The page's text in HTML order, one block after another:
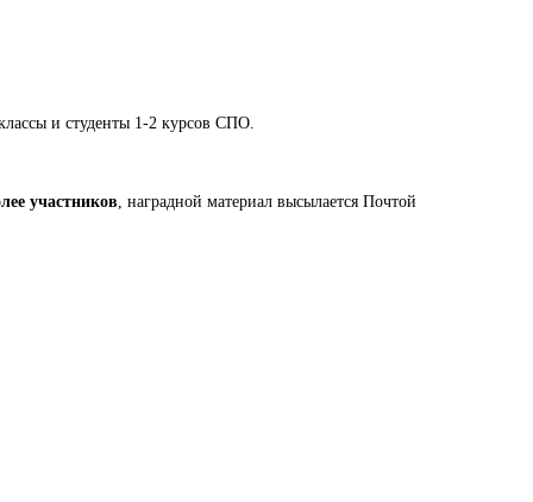
и студенты 1-2 курсов СПО.
участников, наградной материал высылается Почтой